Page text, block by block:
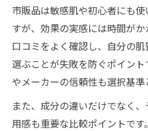
市販品は敏感肌や初心者にも
すが、効果の実感には時間が
口コミをよく確認し、自分の
選ぶことが失敗を防ぐポイン
やメーカーの信頼性も選択基準
また、成分の違いだけでなく
用感も重要な比較ポイントで